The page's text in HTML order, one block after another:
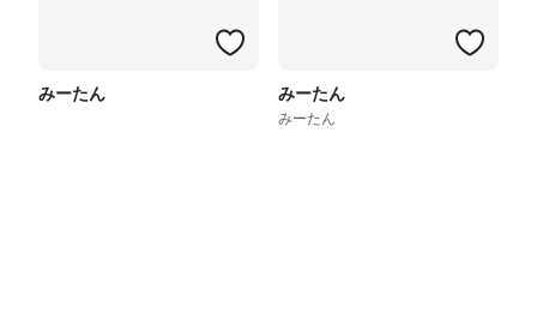
みーたん みーたん
みーたん